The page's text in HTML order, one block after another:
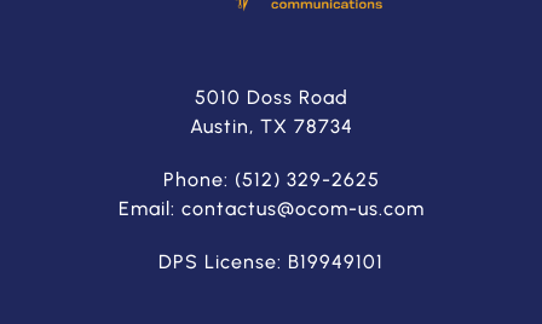
5010 Doss Road
Austin, TX 78734
Phone: (512) 329-2625
Email: contactus@ocom-us.com
DPS License: B19949101